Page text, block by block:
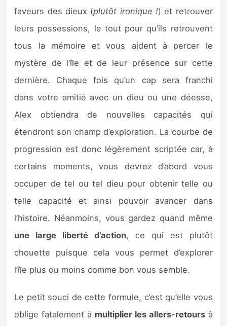
faveurs des dieux (plutôt ironique !) et retrouver
leurs possessions, le tout pour qu’ils retrouvent
tous la mémoire et vous aident à percer le
mystère de l’île et de leur présence sur cette
dernière. Chaque fois qu’un cap sera franchi
dans votre amitié avec un dieu ou une déesse,
Alex obtiendra de nouvelles capacités qui
étendront son champ d’exploration. La courbe de
progression est donc légèrement scriptée car, à
certains moments, vous devrez d’abord vous
occuper de tel ou tel dieu pour obtenir telle ou
telle capacité et ainsi pouvoir avancer dans
l’histoire. Néanmoins, vous gardez quand même
une large liberté d’action, ce qui est plutôt
chouette puisque cela vous permet d’explorer
l’île plus ou moins comme bon vous semble.
Le petit souci de cette formule, c’est qu’elle vous
oblige fatalement à multiplier les allers-retoursà